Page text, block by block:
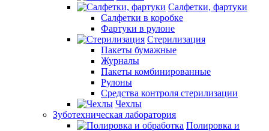
Салфетки, фартуки
Салфетки в коробке
Фартуки в рулоне
Стерилизация
Пакеты бумажные
Журналы
Пакеты комбинированные
Рулоны
Средства контроля стерилизации
Чехлы
Зуботехническая лаборатория
Полировка и